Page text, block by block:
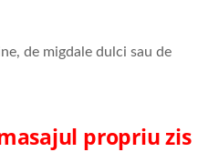
de migdale dulci sau de
propriu zis